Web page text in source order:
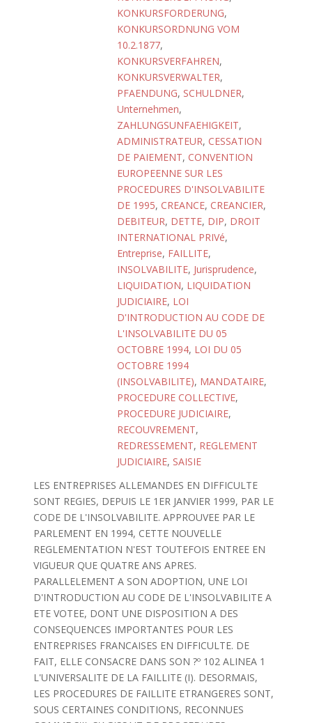
KONKURSFORDERUNG,
KONKURSORDNUNG VOM
10.2.1877,
KONKURSVERFAHREN,
KONKURSVERWALTER,
PFAENDUNG, SCHULDNER,
Unternehmen,
ZAHLUNGSUNFAEHIGKEIT,
ADMINISTRATEUR, CESSATION
DE PAIEMENT, CONVENTION
EUROPEENNE SUR LES
PROCEDURES D'INSOLVABILITE
DE 1995, CREANCE, CREANCIER,
DEBITEUR, DETTE, DIP, DROIT
INTERNATIONAL PRIVé,
Entreprise, FAILLITE,
INSOLVABILITE, Jurisprudence,
LIQUIDATION, LIQUIDATION
JUDICIAIRE, LOI
D'INTRODUCTION AU CODE DE
L'INSOLVABILITE DU 05
OCTOBRE 1994, LOI DU 05
OCTOBRE 1994
(INSOLVABILITE), MANDATAIRE,
PROCEDURE COLLECTIVE,
PROCEDURE JUDICIAIRE,
RECOUVREMENT,
REDRESSEMENT, REGLEMENT
JUDICIAIRE, SAISIE
LES ENTREPRISES ALLEMANDES EN DIFFICULTE
SONT REGIES, DEPUIS LE 1ER JANVIER 1999, PAR LE
CODE DE L'INSOLVABILITE. APPROUVEE PAR LE
PARLEMENT EN 1994, CETTE NOUVELLE
REGLEMENTATION N'EST TOUTEFOIS ENTREE EN
VIGUEUR QUE QUATRE ANS APRES.
PARALLELEMENT A SON ADOPTION, UNE LOI
D'INTRODUCTION AU CODE DE L'INSOLVABILITE A
ETE VOTEE, DONT UNE DISPOSITION A DES
CONSEQUENCES IMPORTANTES POUR LES
ENTREPRISES FRANCAISES EN DIFFICULTE. DE
FAIT, ELLE CONSACRE DANS SON ?º 102 ALINEA 1
L'UNIVERSALITE DE LA FAILLITE (I). DESORMAIS,
LES PROCEDURES DE FAILLITE ETRANGERES SONT,
SOUS CERTAINES CONDITIONS, RECONNUES